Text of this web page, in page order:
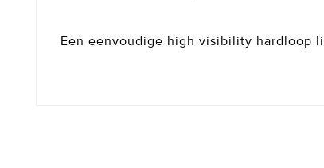
Een eenvoudige high visibility hardloop